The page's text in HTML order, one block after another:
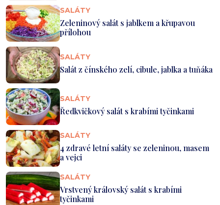
SALÁTY
Zeleninový salát s jablkem a křupavou
přílohou
SALÁTY
Salát z čínského zelí, cibule, jablka a tuňáka
SALÁTY
Ředkvičkový salát s krabími tyčinkami
SALÁTY
4 zdravé letní saláty se zeleninou, masem
a vejci
SALÁTY
Vrstvený královský salát s krabími
tyčinkami